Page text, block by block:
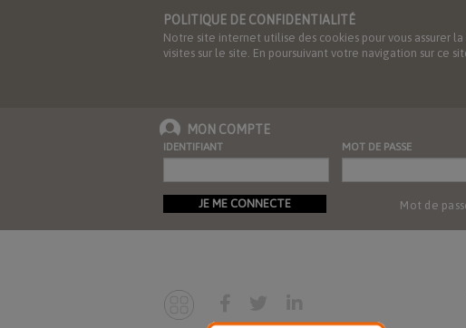
POLITIQUE DE CONFIDENTIALITÉ
Notre site internet utilise des cookies pour vous assurer
visites sur le site. En poursuivant votre navigation sur ce
MON COMPTE
IDENTIFIANT MOT DE PASSE
JE ME CONNECTE Mot de